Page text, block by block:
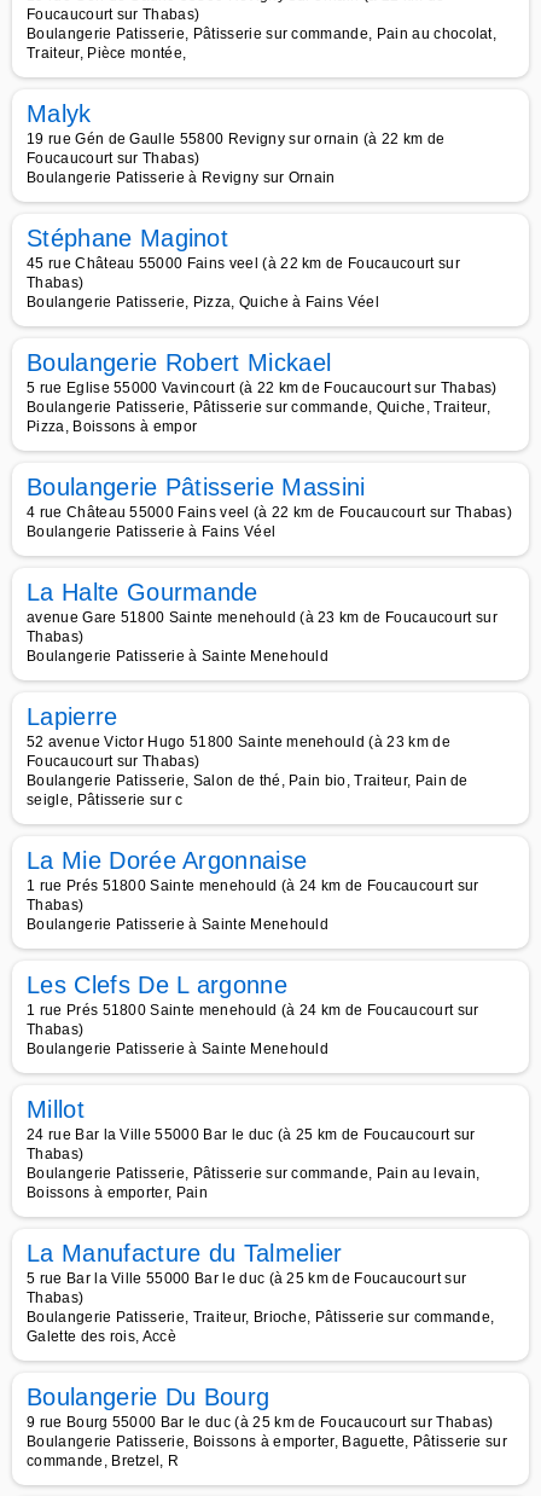
Foucaucourt sur Thabas)
Boulangerie Patisserie, Pâtisserie sur commande, Pain au chocolat,
Traiteur, Pièce montée,
Malyk
19 rue Gén de Gaulle 55800 Revigny sur ornain (à 22 km de
Foucaucourt sur Thabas)
Boulangerie Patisserie à Revigny sur Ornain
Stéphane Maginot
45 rue Château 55000 Fains veel (à 22 km de Foucaucourt sur
Thabas)
Boulangerie Patisserie, Pizza, Quiche à Fains Véel
Boulangerie Robert Mickael
5 rue Eglise 55000 Vavincourt (à 22 km de Foucaucourt sur Thabas)
Boulangerie Patisserie, Pâtisserie sur commande, Quiche, Traiteur,
Pizza, Boissons à empor
Boulangerie Pâtisserie Massini
4 rue Château 55000 Fains veel (à 22 km de Foucaucourt sur Thabas)
Boulangerie Patisserie à Fains Véel
La Halte Gourmande
avenue Gare 51800 Sainte menehould (à 23 km de Foucaucourt sur
Thabas)
Boulangerie Patisserie à Sainte Menehould
Lapierre
52 avenue Victor Hugo 51800 Sainte menehould (à 23 km de
Foucaucourt sur Thabas)
Boulangerie Patisserie, Salon de thé, Pain bio, Traiteur, Pain de
seigle, Pâtisserie sur c
La Mie Dorée Argonnaise
1 rue Prés 51800 Sainte menehould (à 24 km de Foucaucourt sur
Thabas)
Boulangerie Patisserie à Sainte Menehould
Les Clefs De L argonne
1 rue Prés 51800 Sainte menehould (à 24 km de Foucaucourt sur
Thabas)
Boulangerie Patisserie à Sainte Menehould
Millot
24 rue Bar la Ville 55000 Bar le duc (à 25 km de Foucaucourt sur
Thabas)
Boulangerie Patisserie, Pâtisserie sur commande, Pain au levain,
Boissons à emporter, Pain
La Manufacture du Talmelier
5 rue Bar la Ville 55000 Bar le duc (à 25 km de Foucaucourt sur
Thabas)
Boulangerie Patisserie, Traiteur, Brioche, Pâtisserie sur commande,
Galette des rois, Accè
Boulangerie Du Bourg
9 rue Bourg 55000 Bar le duc (à 25 km de Foucaucourt sur Thabas)
Boulangerie Patisserie, Boissons à emporter, Baguette, Pâtisserie sur
commande, Bretzel, R